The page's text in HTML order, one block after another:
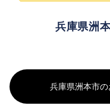
兵庫県洲
兵庫県洲本市